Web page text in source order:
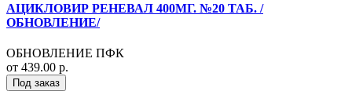
АЦИКЛОВИР РЕНЕВАЛ 400МГ. №20 ТАБ. /
ОБНОВЛЕНИЕ/
ОБНОВЛЕНИЕ ПФК
от 439.00 р.
Под заказ